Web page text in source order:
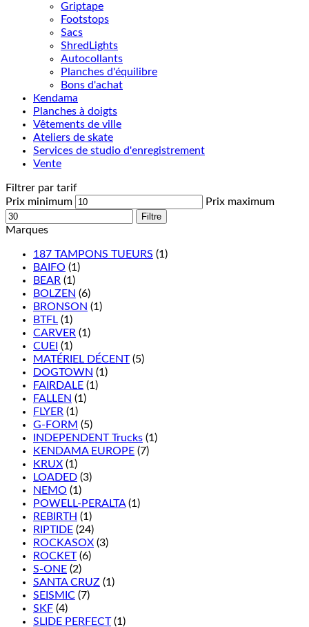
Griptape
Footstops
Sacs
ShredLights
Autocollants
Planches d'équilibre
Bons d'achat
Kendama
Planches à doigts
Vêtements de ville
Ateliers de skate
Services de studio d'enregistrement
Vente
Filtrer par tarif
Prix minimum
Prix maximum
Filtre
Marques
187 TAMPONS TUEURS (1)
BAIFO (1)
BEAR (1)
BOLZEN (6)
BRONSON (1)
BTFL (1)
CARVER (1)
CUEI (1)
MATÉRIEL DÉCENT (5)
DOGTOWN (1)
FAIRDALE (1)
FALLEN (1)
FLYER (1)
G-FORM (5)
INDEPENDENT Trucks (1)
KENDAMA EUROPE (7)
KRUX (1)
LOADED (3)
NEMO (1)
POWELL-PERALTA (1)
REBIRTH (1)
RIPTIDE (24)
ROCKASOX (3)
ROCKET (6)
S-ONE (2)
SANTA CRUZ (1)
SEISMIC (7)
SKF (4)
SLIDE PERFECT (1)